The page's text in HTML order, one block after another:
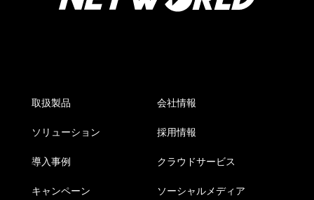
取扱製品
ソリューション
導入事例
キャンペーン
会社情報
採用情報
クラウドサービス
ソーシャルメディア